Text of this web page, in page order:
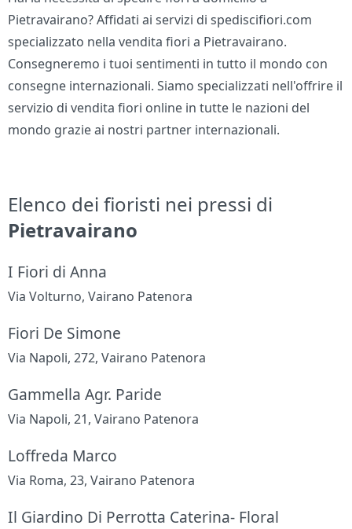
Pietravairano? Affidati ai servizi di spediscifiori.com
specializzato nella vendita fiori a Pietravairano.
Consegneremo i tuoi sentimenti in tutto il mondo con
consegne internazionali. Siamo specializzati nell'offrire il
servizio di vendita fiori online in tutte le nazioni del
mondo grazie ai nostri partner internazionali.
Elenco dei fioristi nei pressi di
Pietravairano
I Fiori di Anna
Via Volturno, Vairano Patenora
Fiori De Simone
Via Napoli, 272, Vairano Patenora
Gammella Agr. Paride
Via Napoli, 21, Vairano Patenora
Loffreda Marco
Via Roma, 23, Vairano Patenora
Il Giardino Di Perrotta Caterina- Floral